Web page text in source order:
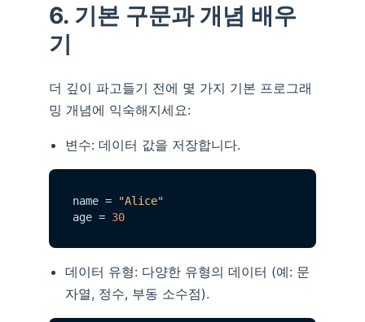
6. 기본 구문과 개념 배우
기
더 깊이 파고들기 전에 몇 가지 기본 프로그래
밍 개념에 익숙해지세요:
변수: 데이터 값을 저장합니다.
name =
"Alice"
age = 30
데이터 유형: 다양한 유형의 데이터 (예: 문
자열, 정수, 부동 소수점).